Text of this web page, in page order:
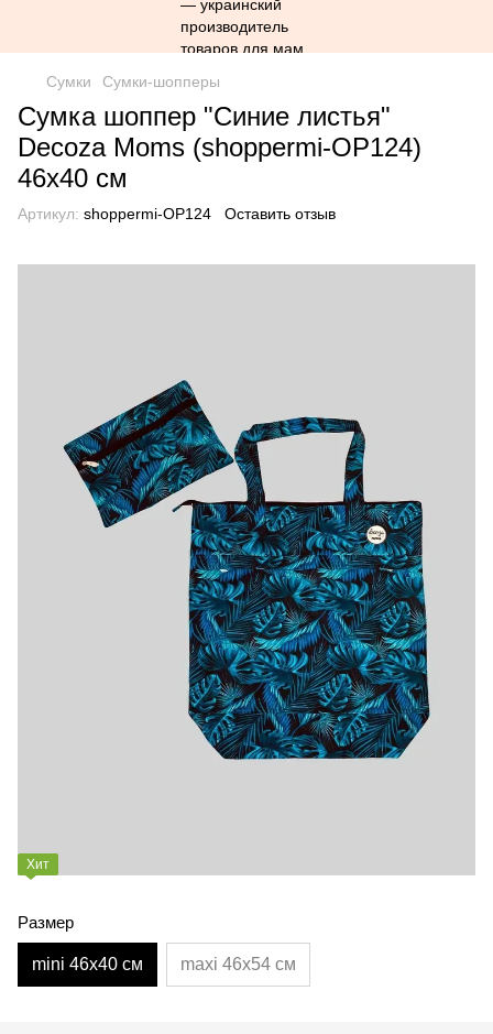
Сумки Сумки-шопперы
Сумка шоппер "Синие листья"
Decoza Moms (shoppermi-OP124)
46х40 см
Артикул: shoppermi-OP124 Оставить отзыв
Хит
Размер
mini 46х40 см maxi 46х54 см